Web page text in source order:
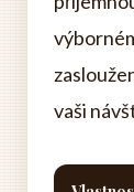
vaši